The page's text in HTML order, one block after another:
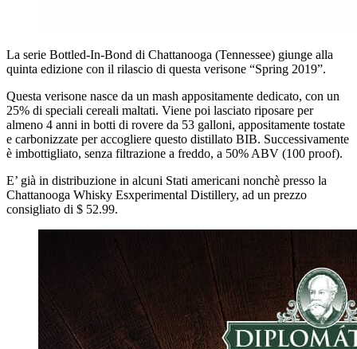
La serie Bottled-In-Bond di Chattanooga (Tennessee) giunge alla
quinta edizione con il rilascio di questa verisone “Spring 2019”.
Questa verisone nasce da un mash appositamente dedicato, con un
25% di speciali cereali maltati. Viene poi lasciato riposare per
almeno 4 anni in botti di rovere da 53 galloni, appositamente tostate
e carbonizzate per accogliere questo distillato BIB. Successivamente
è imbottigliato, senza filtrazione a freddo, a 50% ABV (100 proof).
E’ già in distribuzione in alcuni Stati americani nonchè presso la
Chattanooga Whisky Esxperimental Distillery, ad un prezzo
consigliato di $ 52.99.